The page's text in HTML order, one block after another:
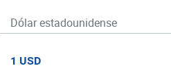
Dólar estadounidense
1 USD